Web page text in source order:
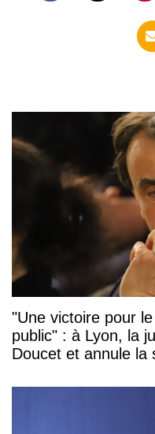
"Une victoire pour
public" : à Lyon, la
Doucet et annule la